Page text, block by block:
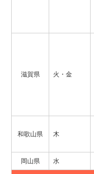
滋賀県 火・金
和歌山県 木
岡山県 水